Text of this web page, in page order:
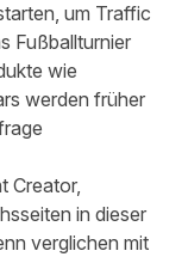
um Traffic
Fußballturnier
wie
werden früher
Creator,
in dieser
verglichen mit